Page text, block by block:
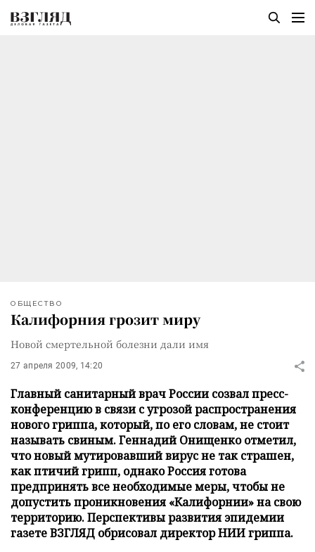
ОБЩЕСТВО
Калифорния грозит миру
Новой смертельной болезни дали имя
27 апреля 2009, 14:20
Главный санитарный врач России созвал пресс-
конференцию в связи с угрозой распространения
нового гриппа, который, по его словам, не стоит
называть свиным. Геннадий Онищенко отметил,
что новый мутировавший вирус не так страшен,
как птичий грипп, однако Россия готова
предпринять все необходимые меры, чтобы не
допустить проникновения «Калифорнии» на свою
территорию. Перспективы развития эпидемии
газете ВЗГЛЯД обрисовал директор НИИ гриппа.